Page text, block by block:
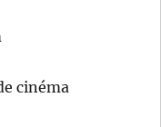
cinéma